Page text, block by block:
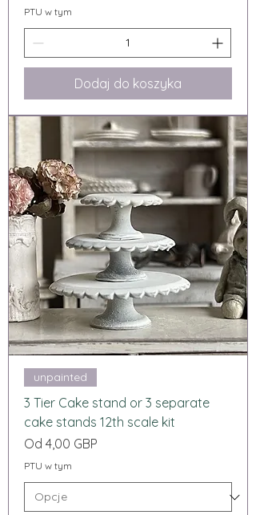
PTU w tym
Dodaj do koszyka
unpainted
3 Tier Cake stand or 3 separate
cake stands 12th scale kit
Od 4,00 GBP
Cena rabatowa
PTU w tym